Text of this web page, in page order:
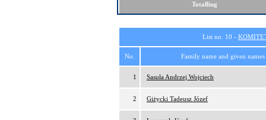
Totalling
List no. 10 -
No. Family name and given names
1 Sasuła Andrzej Wojciech
2 Giżycki Tadeusz Józef